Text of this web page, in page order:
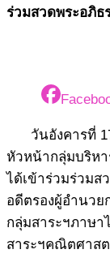
ร่วมสวดพระอภิ
วันอังคารที่
หัวหน้ากลุ่มบริห
ได้เข้าร่วมร่วมส
อดีตรองผู้อำนวย
กลุ่มสาระฯภาษ
สาระฯคณิตศาส